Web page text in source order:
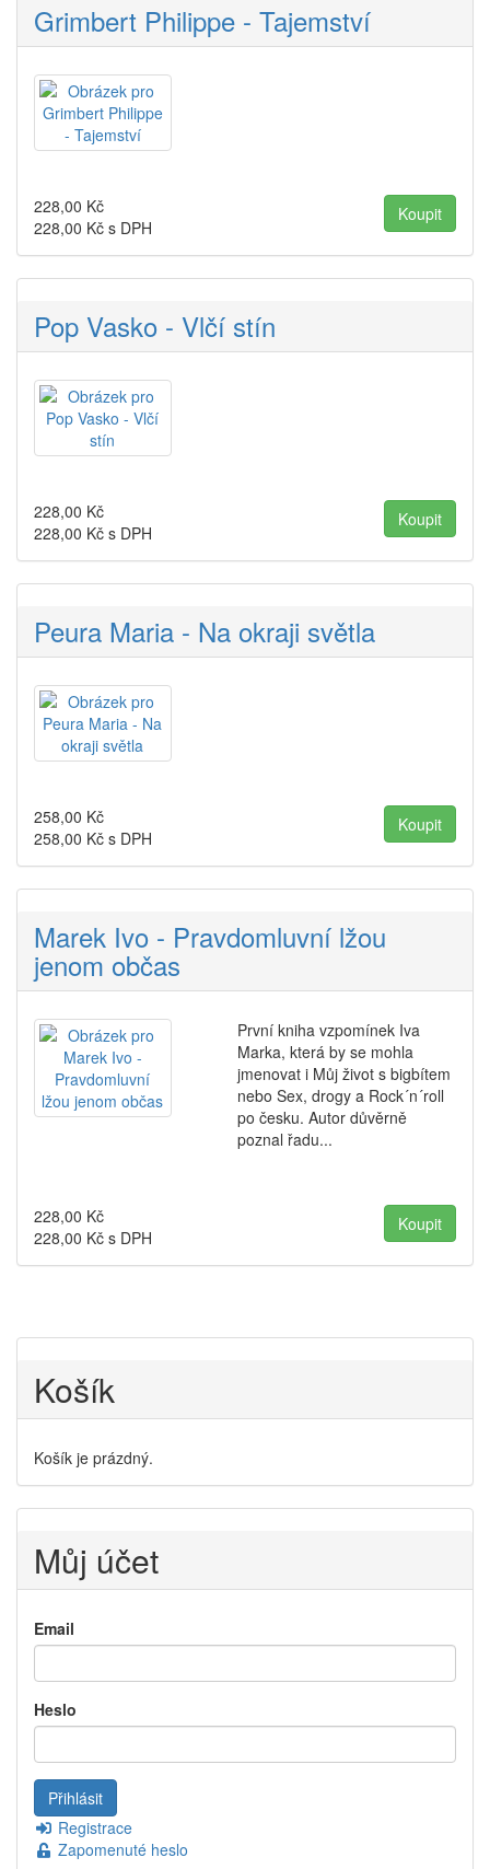
Grimbert Philippe - Tajemství
228,00 Kč
228,00 Kč s DPH
Pop Vasko - Vlčí stín
228,00 Kč
228,00 Kč s DPH
Peura Maria - Na okraji světla
258,00 Kč
258,00 Kč s DPH
Marek Ivo - Pravdomluvní lžou
jenom občas
První kniha vzpomínek Iva
Marka, která by se mohla
jmenovat i Můj život s bigbítem
nebo Sex, drogy a Rock´n´roll
po česku. Autor důvěrně
poznal řadu...
228,00 Kč
228,00 Kč s DPH
Košík
Košík je prázdný.
Můj účet
Email
Heslo
Registrace
Zapomenuté heslo